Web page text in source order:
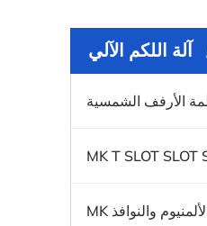
MK T SLOT SLOT
MK لقطاعات الألمنيوم والنوافذ